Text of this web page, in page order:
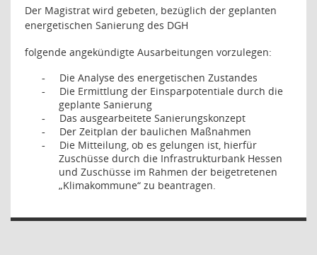
Der Magistrat wird gebeten, bezüglich der geplanten
energetischen Sanierung des DGH
folgende angekündigte Ausarbeitungen vorzulegen:
- Die Analyse des energetischen Zustandes
-
Die Ermittlung der Einsparpotentiale durch die
geplante Sanierung
- Das ausgearbeitete Sanierungskonzept
- Der Zeitplan der baulichen Maßnahmen
-
Die Mitteilung, ob es gelungen ist, hierfür
Zuschüsse durch die Infrastrukturbank Hessen
und Zuschüsse im Rahmen der beigetretenen
„Klimakommune“ zu beantragen.